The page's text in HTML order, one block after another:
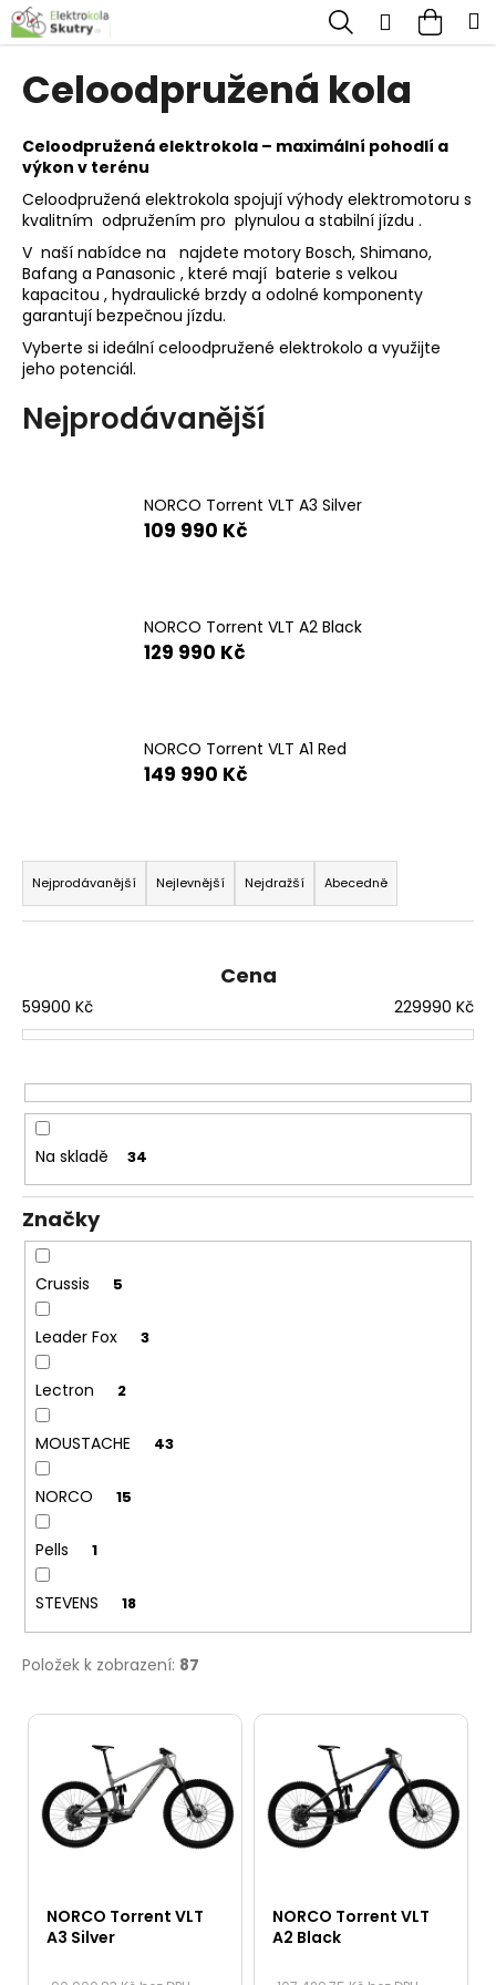
Přejít
na
obsah
Hledat
Celoodpružená kola
Celoodpružená elektrokola – maximální pohodlí a
výkon v terénu
Celoodpružená elektrokola spojují výhody elektromotoru s
kvalitním odpružením pro plynulou a stabilní jízdu .
V naší nabídce na najdete motory Bosch, Shimano,
Bafang a Panasonic , které mají baterie s velkou
kapacitou , hydraulické brzdy a odolné komponenty
garantují bezpečnou jízdu.
Vyberte si ideální celoodpružené elektrokolo a využijte
jeho potenciál.
Nejprodávanější
NORCO Torrent VLT A3 Silver
109 990 Kč
NORCO Torrent VLT A2 Black
129 990 Kč
NORCO Torrent VLT A1 Red
149 990 Kč
Ř
a
z
í
p
r
o
d
u
k
t
ů
Nejprodávanější Nejlevnější Nejdražší Abecedně
Cena
59900 Kč 229990 Kč
Na skladě 34
Značky
Crussis 5
Leader Fox 3
Lectron 2
MOUSTACHE 43
NORCO 15
Pells 1
STEVENS 18
Položek k zobrazení: 87
V
NORCO Torrent VLT
A3 Silver
NORCO Torrent VLT
A2 Black
K
o
o
p
o
t
ř
e
b
u
j
e
D
o
u
č
u
e
m
e